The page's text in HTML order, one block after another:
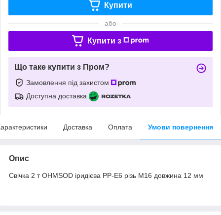
Купити
або
Купити з
Що таке купити з Пром?
Замовлення під захистом
Доступна доставка
Доставка Оплата Умови повернення
Опис
Свічка 2 т OHMSOD іридієва PP-E6 різь М16 довжина 12 мм